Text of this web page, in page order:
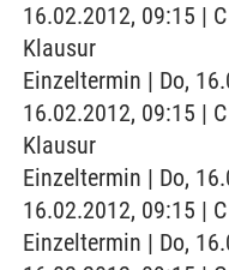
16.02.2012, 09:15 |
Klausur
Einzeltermin | Do,
16.02.2012, 09:15 |
Klausur
Einzeltermin | Do,
16.02.2012, 09:15 |
Einzeltermin | Do,